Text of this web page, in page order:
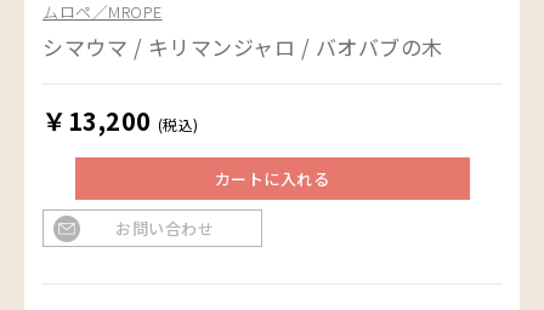
ムロペ／MROPE
シマウマ / キリマンジャロ / バオバブの木
￥13,200 (税込)
カートに入れる
お問い合わせ